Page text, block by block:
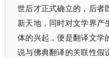
世后才正式确立的，后者
新天地，同时对文学界产
体的兴起，便是翻译文学
说与佛典翻译的关联性假